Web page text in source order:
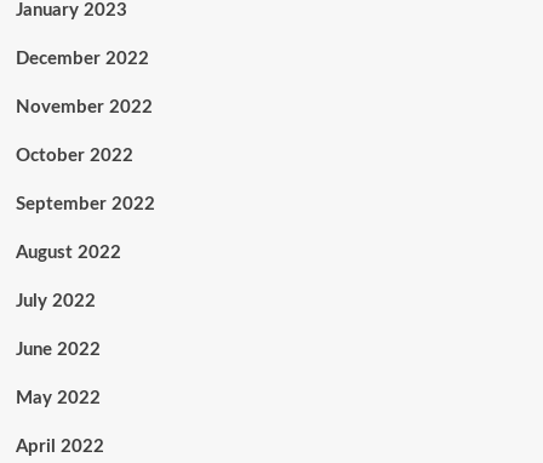
January 2023
December 2022
November 2022
October 2022
September 2022
August 2022
July 2022
June 2022
May 2022
April 2022